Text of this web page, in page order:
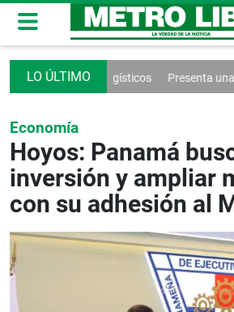
problemas logísticos Presenta una guía
Economía
Hoyos: Panamá
inversión y ampliar
con su adhesión al